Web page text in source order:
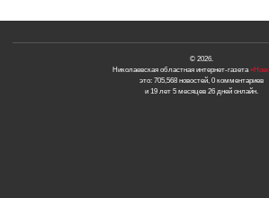
© 2026.
Николаевская областная интернет-газета
это: 705,568 новостей, 0 комментариев
и 19 лет 5 месяцев 26 дней онлайн.